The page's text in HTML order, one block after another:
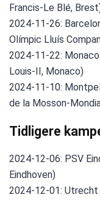
Francis-Le Blé,
2024-11-26:
Olímpic Lluís
2024-11-22: Monaco
Louis-II, Monaco)
2024-11-10:
de la Mosson-
Tidligere
2024-12-06: PSV
Eindhoven)
2024-12-01: Utrecht